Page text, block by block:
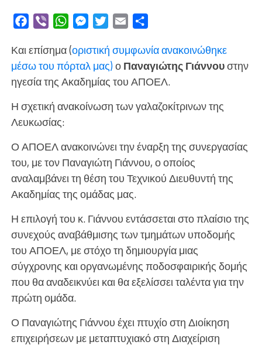
Facebook
Viber WhatsAppMessengerTwitterEmail
Και επίσημα (οριστική συμφωνία ανακοινώθηκε
μέσω του πόρταλ μας)οΠαναγιώτης Γιάννουστην
ηγεσία της Ακαδημίας του ΑΠΟΕΛ.
Η σχετική ανακοίνωση των γαλαζοκίτρινων της
Λευκωσίας:
Ο ΑΠΟΕΛ ανακοινώνει την έναρξη της συνεργασίας
του, με τον Παναγιώτη Γιάννου, ο οποίος
αναλαμβάνει τη θέση του Τεχνικού Διευθυντή της
Ακαδημίας της ομάδας μας.
Η επιλογή του κ. Γιάννου εντάσσεται στο πλαίσιο της
συνεχούς αναβάθμισης των τμημάτων υποδομής
του ΑΠΟΕΛ, με στόχο τη δημιουργία μιας
σύγχρονης και οργανωμένης ποδοσφαιρικής δομής
που θα αναδεικνύει και θα εξελίσσει ταλέντα για την
πρώτη ομάδα.
Ο Παναγιώτης Γιάννου έχει πτυχίο στη Διοίκηση
επιχειρήσεων με μεταπτυχιακό στη Διαχείριση